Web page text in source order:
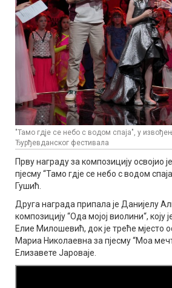
"Тамо гдје се небо с водом спаја", у
Ђурђевданског фестивала
Прву награду за композицију освојио
пјесму “Тамо гдје се небо с водом
Гушић.
Друга награда припала је Данијелу
композицију “Ода мојој виолини“, коју
Елие Милошевић, док је треће мјесто
Мариа Николаевна за пјесму “Моа
Елизавете Јароваје.